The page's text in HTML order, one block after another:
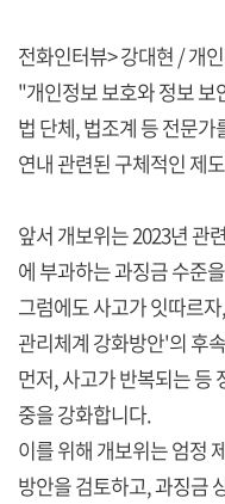
전화인터뷰> 강대현 / 개
"개인정보 보호와 정보 보
법 단체, 법조계 등 전문
연내 관련된 구체적인 제
앞서 개보위는 2023년 관
에 부과하는 과징금 수준
그럼에도 사고가 잇따르
관리체계 강화방안'의 후
먼저, 사고가 반복되는 등
중을 강화합니다.
이를 위해 개보위는 엄정
방안을 검토하고, 과징금